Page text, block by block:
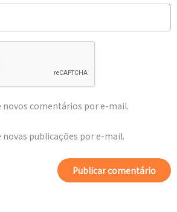
comentários por e-mail.
publicações por e-mail.